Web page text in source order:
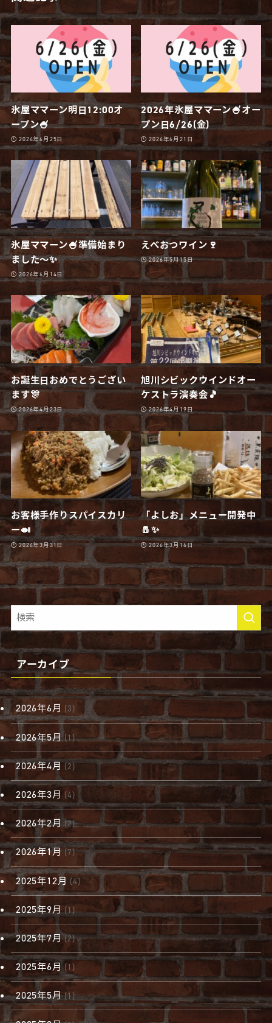
氷屋ママーン明日12:00オ
ープン🍧
2026年6月25日
2026年氷屋ママーン🍧オー
プン日6/26(金)
2026年6月21日
氷屋ママーン🍧準備始まり
ました〜✨
2026年6月14日
えべおつワイン🍷
2026年5月15日
お誕生日おめでとうござい
ます🎊
2026年4月23日
旭川シビックウインドオー
ケストラ演奏会🎵
2026年4月19日
お客様手作りスパイスカリ
ー🍛
2026年3月31日
「よしお」メニュー開発中
🧂✨
2026年3月16日
アーカイブ
2026年6月 (3)
2026年5月 (1)
2026年4月(2)
2026年3月(4)
2026年2月(2)
2026年1月(7)
2025年12月 (4)
2025年9月(1)
2025年7月(2)
2025年6月(1)
2025年5月(1)